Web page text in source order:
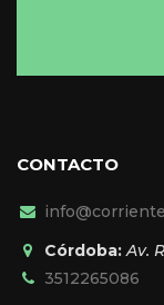
CONTACTO
Córdoba:Av.
3512265086